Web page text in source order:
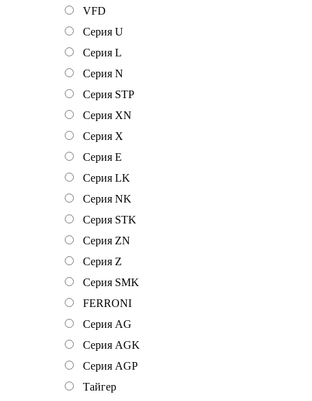
VFD
Серия U
Серия L
Серия N
Серия STP
Серия XN
Серия Х
Серия Е
Серия LK
Серия NK
Серия STK
Серия ZN
Серия Z
Серия SMK
FERRONI
Серия AG
Серия AGK
Серия AGP
Тайгер